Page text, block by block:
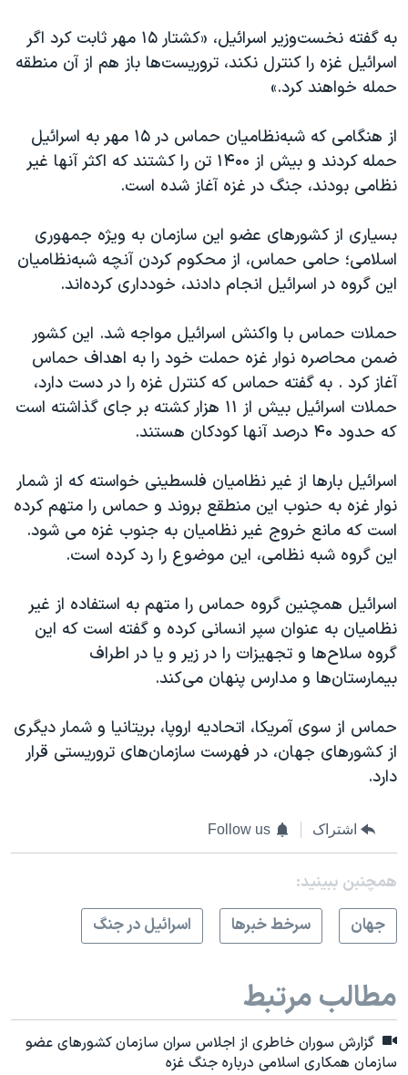
به گفته نخست‌وزیر اسرائیل، «کشتار ۱۵ مهر ثابت کرد اگر
اسرائیل غزه را کنترل نکند،‌ تروریست‌ها باز هم از آن منطقه
حمله خواهند کرد.»
از هنگامی که شبه‌نظامیان حماس در ۱۵ مهر به اسرائیل
حمله کردند و بیش از ۱۴۰۰ تن را کشتند که اکثر آنها غیر
نظامی بودند، جنگ در غزه آغاز شده است.
بسیاری از کشورهای عضو این سازمان به ویژه جمهوری
اسلامی؛ حامی حماس، از محکوم کردن آنچه شبه‌نظامیان
این گروه در اسرائیل انجام دادند، خودداری کرده‌اند.
حملات حماس با واکنش اسرائیل مواجه شد. این کشور
ضمن محاصره نوار غزه حملت خود را به اهداف حماس
آغاز کرد . به گفته حماس که کنترل غزه را در دست دارد،
حملات اسرائیل بیش از ۱۱ هزار کشته بر جای گذاشته است
که حدود ۴۰ درصد آنها کودکان هستند.
اسرائیل بارها از غیر نظامیان فلسطینی خواسته که از شمار
نوار غزه به حنوب این منطقع بروند و حماس را متهم کرده
است که مانع خروج غیر نظامیان به جنوب غزه می شود.
این گروه شبه نظامی، این موضوع را رد کرده است.
اسرائیل همچنین گروه حماس را متهم به استفاده از غیر
نظامیان به عنوان سپر انسانی کرده و گفته است که این
گروه سلاح‌ها و تجهیزات را در زیر و یا در اطراف
بیمارستان‌ها و مدارس پنهان می‌کند.
حماس از سوی آمریکا، اتحادیه اروپا، بریتانیا و شمار دیگری
از کشورهای جهان، در فهرست سازمان‌های تروریستی قرار
دارد.
اشتراک Follow us
همچنبن ببینید:
جهان
سرخط خبرها اسرائیل در جنگ
مطالب مرتبط
گزارش سوران خاطری از اجلاس سران سازمان کشورهای عضو
سازمان همکاری اسلامی درباره جنگ غزه